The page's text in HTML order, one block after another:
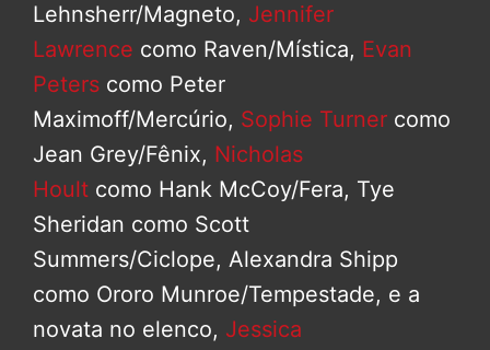
Lehnsherr/Magneto, Jennifer
Lawrence como Raven/Mística, Evan
Peters como Peter
Maximoff/Mercúrio, Sophie Turner como
Jean Grey/Fênix, Nicholas
Hoult como Hank McCoy/Fera, Tye
Sheridan como Scott
Summers/Ciclope, Alexandra Shipp
como Ororo Munroe/Tempestade, e a
novata no elenco, Jessica